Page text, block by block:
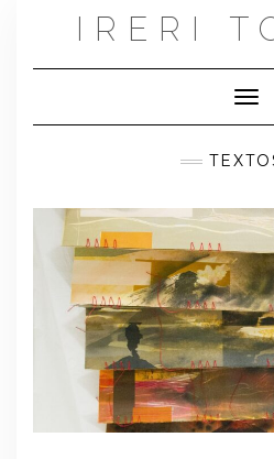
IRERI